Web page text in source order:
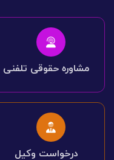
مشاوره حقوقی تلفنی
درخواست وکیل